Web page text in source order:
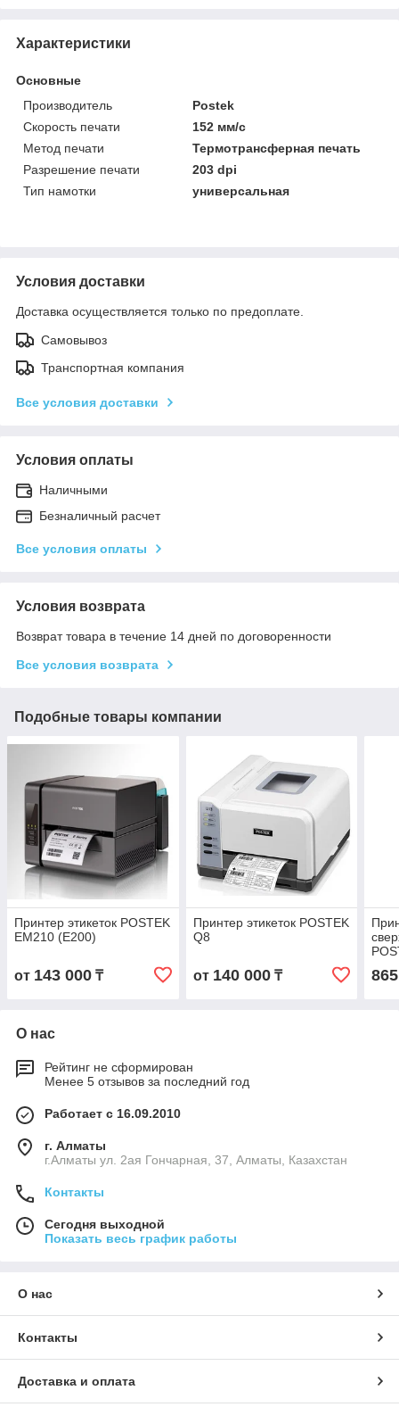
Характеристики
Основные
Производитель
Postek
Скорость печати
152 мм/с
Метод печати
Термотрансферная печать
Разрешение печати
203 dpi
Тип намотки
универсальная
Условия доставки
Доставка осуществляется только по предоплате.
Самовывоз
Транспортная компания
Все условия доставки
Условия оплаты
Наличными
Безналичный расчет
Все условия оплаты
Условия возврата
Возврат товара в течение 14 дней по договоренности
Все условия возврата
Подобные товары компании
Принтер этикеток POSTEK
EM210 (E200)
от 143 000 ₸
Принтер этикеток POSTEK
Q8
от 140 000₸
О нас
Рейтинг не сформирован
Менее 5 отзывов за последний год
Работает с 16.09.2010
г. Алматы
г.Алматы ул. 2ая Гончарная, 37, Алматы, Казахстан
Контакты
Сегодня выходной
Показать весь график работы
О нас
Контакты
Доставка и оплата